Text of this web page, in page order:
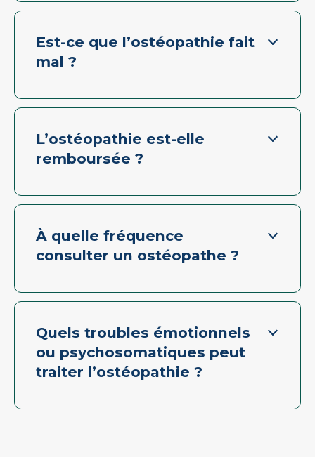
Est-ce que l’ostéopathie fait
mal ?
L’ostéopathie est-elle
remboursée ?
À quelle fréquence
consulter un ostéopathe ?
Quels troubles émotionnels
ou psychosomatiques peut
traiter l’ostéopathie ?